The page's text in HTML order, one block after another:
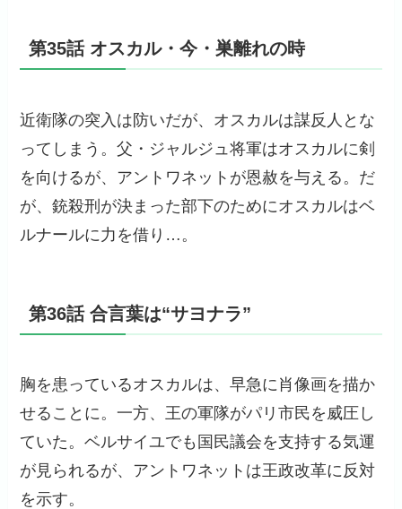
第35話 オスカル・今・巣離れの時
近衛隊の突入は防いだが、オスカルは謀反人とな
ってしまう。父・ジャルジュ将軍はオスカルに剣
を向けるが、アントワネットが恩赦を与える。だ
が、銃殺刑が決まった部下のためにオスカルはベ
ルナールに力を借り…。
第36話 合言葉は“サヨナラ”
胸を患っているオスカルは、早急に肖像画を描か
せることに。一方、王の軍隊がパリ市民を威圧し
ていた。ベルサイユでも国民議会を支持する気運
が見られるが、アントワネットは王政改革に反対
を示す。